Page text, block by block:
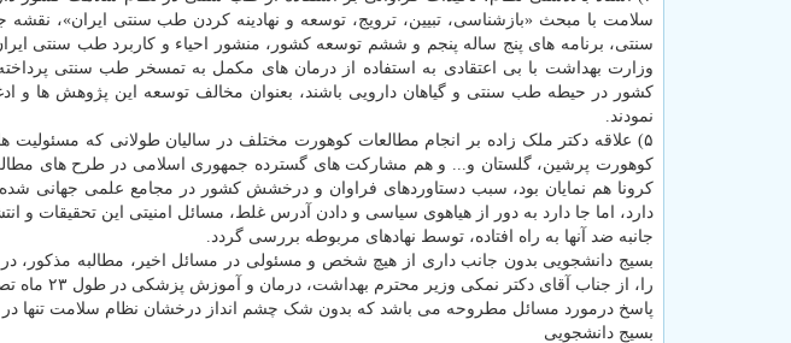
سلامت با مبحث «بازشناسی، تبیین، ترویج، توسعه و نهادینه کردن طب سنتی ایران»،
سنتی، برنامه های پنج ساله پنجم و ششم توسعه کشور، منشور احیاء و کاربرد طب سنتی
کشور در حیطه طب سنتی و گیاهان دارویی باشند، بعنوان مخالف توسعه این پژوهش ها و
نمودند.
۵) علاقه دکتر ملک زاده بر انجام مطالعات کوهورت مختلف در سالیان طولانی که مسئولیت
کوهورت پرشین، گلستان و... و هم مشارکت های گسترده جمهوری اسلامی در طرح های
کرونا هم نمایان بود، سبب دستاوردهای فراوان و درخشش کشور در مجامع علمی جهانی
دارد، اما جا دارد به دور از هیاهوی سیاسی و دادن آدرس غلط، مسائل امنیتی این تحقیقات و
جانبه ضد آنها به راه افتاده، توسط نهادهای مربوطه بررسی گردد.
بسیج دانشجویی بدون جانب داری از هیچ شخص و مسئولی در مسائل اخیر، مطالبه مذکور،
را، از جناب
پاسخ درمورد مسائل مطروحه می باشد که بدون شک چشم انداز درخشان نظام سلامت تنها در
بسیج دانشجویی